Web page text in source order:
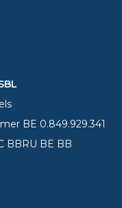
BE 0.849.929.341
BBRU BE BB